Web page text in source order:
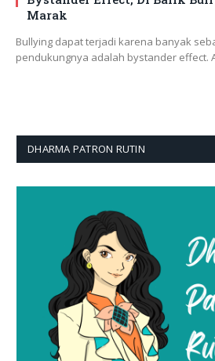
Marak
Bullying dapat terjadi karena banyak
pendukungnya adalah bystander effect.
DHARMA PATRON RUTIN